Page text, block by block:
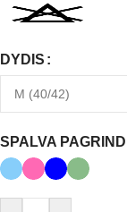
DYDIS
SPALVA